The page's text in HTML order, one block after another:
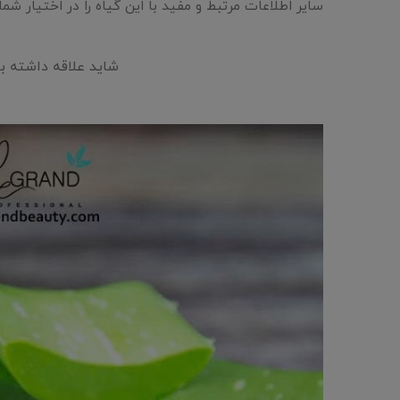
سایر اطلاعات مرتبط و مفید با این گیاه را در اختیار
شاید علاقه داشته